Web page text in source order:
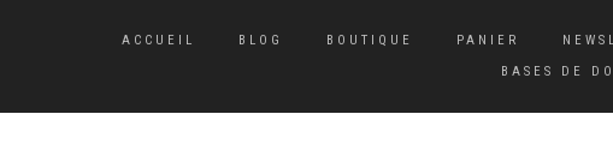
ACCUEIL BLOG BOUTIQUE PANIER
BASES DE